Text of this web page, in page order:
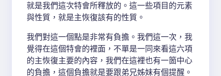
就是我們這次特會所釋放的。這一些項目的元素
與性質，就是主恢復該有的性質。
我們對這一個點是非常有負擔。我們這一次，我
覺得在這個特會的裡面，不單是一同來看這六項
的主恢復主要的內容，我們在這裡也有一箇中心
的負擔，這個負擔就是要跟弟兄姊妹有個提醒。